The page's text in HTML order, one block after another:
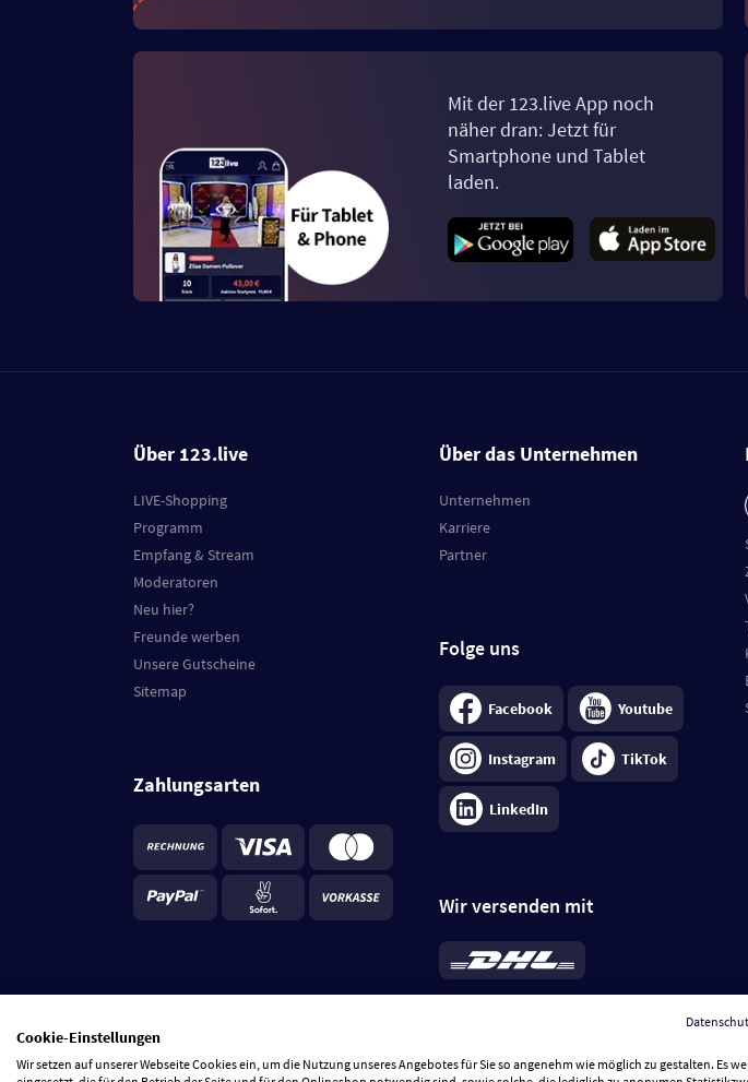
Mit der 123.live App noch
näher dran: Jetzt für
Smartphone und Tablet
laden.
Über 123.live
LIVE-Shopping
Programm
Empfang & Stream
Moderatoren
Neu hier?
Freunde werben
Unsere Gutscheine
Sitemap
Zahlungsarten
Über das Unternehmen
Unternehmen
Karriere
Partner
Folge uns
Facebook Youtube
Instagram TikTok
LinkedIn
Wir versenden mit
*Standard 6,95 €; bei Kühlware zzgl. 0,99 €
je Bestellung, insgesamt 7,94 €. Lieferzeit3-
Cookie-Einstellungen
Wir setzen auf unserer Webseite Cookies ein, um die Nutzung unseres Angebotes für Sie so angenehm wie möglich zu gestalten. Es